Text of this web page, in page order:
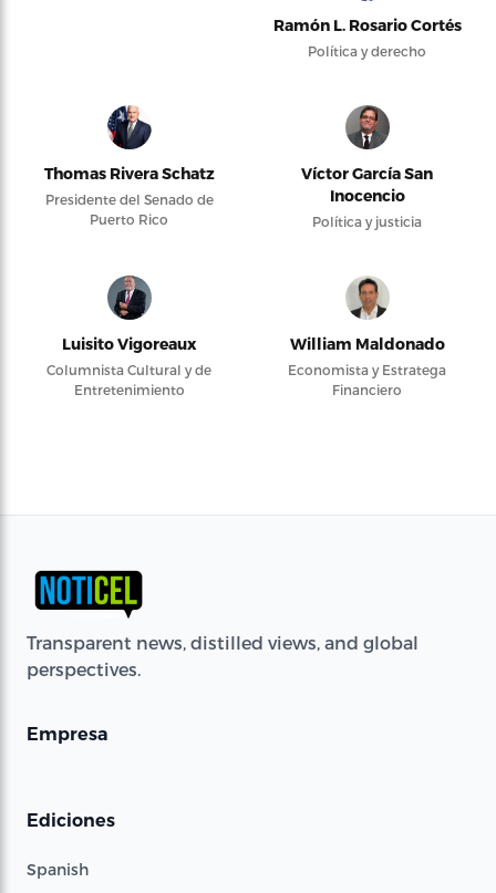
Ramón L. Rosario Cortés
Política y derecho
Thomas Rivera Schatz
Presidente del Senado de
Puerto Rico
Víctor García San
Inocencio
Política y justicia
Luisito Vigoreaux
Columnista Cultural y de
Entretenimiento
William Maldonado
Economista y Estratega
Financiero
Transparent news, distilled views, and global
perspectives.
Empresa
Ediciones
Spanish